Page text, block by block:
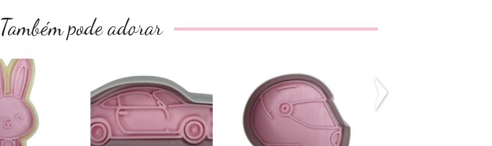
Também pode adorar
Porche
€0,00
Capacete
€0,00
Ancora